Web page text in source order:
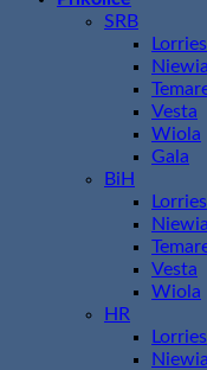
SRB
Lorries
Vesta
Wiola
Gala
BiH
Lorries
Vesta
Wiola
HR
Lorries